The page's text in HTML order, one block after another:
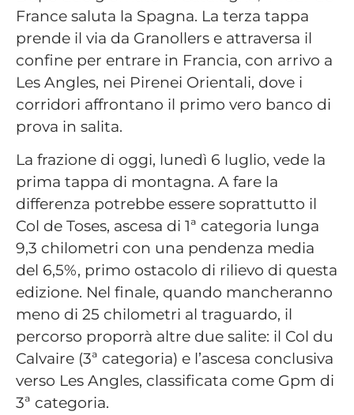
France saluta la Spagna. La terza tappa
prende il via da Granollers e attraversa il
confine per entrare in Francia, con arrivo a
Les Angles, nei Pirenei Orientali, dove i
corridori affrontano il primo vero banco di
prova in salita.
La frazione di oggi, lunedì 6 luglio, vede la
prima tappa di montagna. A fare la
differenza potrebbe essere soprattutto il
Col de Toses, ascesa di 1ª categoria lunga
9,3 chilometri con una pendenza media
del 6,5%, primo ostacolo di rilievo di questa
edizione. Nel finale, quando mancheranno
meno di 25 chilometri al traguardo, il
percorso proporrà altre due salite: il Col du
Calvaire (3ª categoria) e l’ascesa conclusiva
verso Les Angles, classificata come Gpm di
3ª categoria.